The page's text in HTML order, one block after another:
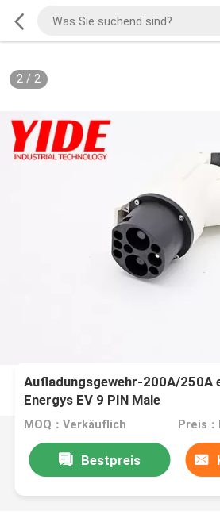
2/ 2
Aufladungsgewehr-200A/250A
Energys EV 9 PIN Male
MOQ：Verkäuflich Preis
Bestpreis